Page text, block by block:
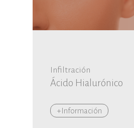
Infiltración
Ácido Hialurónico
+Información